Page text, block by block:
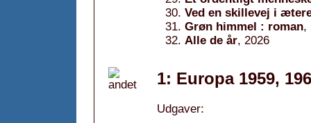
Ved en skillevej i
Grøn himmel : roman,
Alle de år, 2026
1: Europa 1959,
Udgaver: